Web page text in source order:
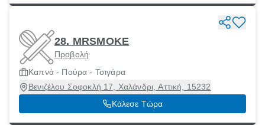
28. MRSMOKE
Προβολή
Καπνά - Πούρα - Τσιγάρα
Βενιζέλου Σοφοκλή 17, Χαλάνδρι, Αττική, 15232
Κάλεσε Τώρα